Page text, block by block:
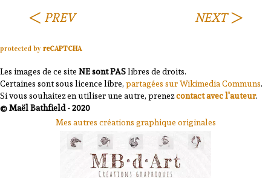
PREV NEXT
protected by reCAPTCHA
Les images de ce siteNE sont PASlibres de droits.
Certaines sont sous licence libre,partagées sur Wikimedia Communs.
Si vous souhaitez en utiliser une autre, prenezcontact avec l'auteur.
© Maël Bathfield - 2020
Mes autres créations graphique originales